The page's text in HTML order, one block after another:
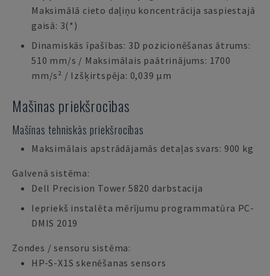
Maksimālā cieto daļiņu koncentrācija saspiestajā
gaisā: 3(*)
Dinamiskās īpašības: 3D pozicionēšanas ātrums:
510 mm/s / Maksimālais paātrinājums: 1700
mm/s² / Izšķirtspēja: 0,039 µm
Mašīnas priekšrocības
Mašīnas tehniskās priekšrocības
Maksimālais apstrādājamās detaļas svars: 900 kg
Galvenā sistēma:
Dell Precision Tower 5820 darbstacija
Iepriekš instalēta mērījumu programmatūra PC-
DMIS 2019
Zondes / sensoru sistēma:
HP-S-X1S skenēšanas sensors